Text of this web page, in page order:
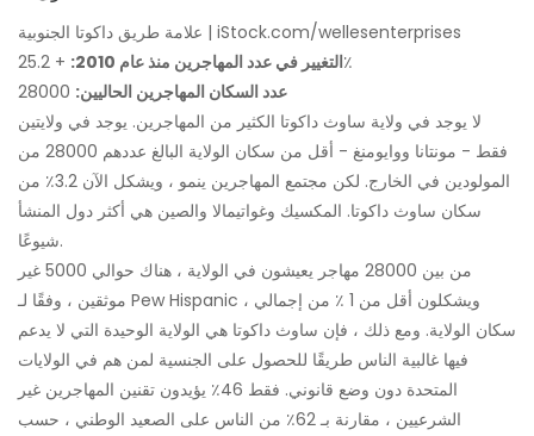
علامة طريق داكوتا الجنوبية | iStock.com/wellesenterprises
التغيير في عدد المهاجرين منذ عام 2010:+ 25.2٪
عدد السكان المهاجرين الحاليين:
لا يوجد في ولاية ساوث داكوتا الكثير من المهاجرين. يوجد في ولايتين
فقط - مونتانا ووايومنغ - أقل من سكان الولاية البالغ عددهم 28000 من
المولودين في الخارج. لكن مجتمع المهاجرين ينمو ، ويشكل الآن 3.2٪ من
سكان ساوث داكوتا. المكسيك وغواتيمالا والصين هي أكثر دول المنشأ
شيوعًا.
من بين 28000 مهاجر يعيشون في الولاية ، هناك حوالي 5000 غير
موثقين ، وفقًا لـ Pew Hispanic ، ويشكلون أقل من 1 ٪ من إجمالي
سكان الولاية. ومع ذلك ، فإن ساوث داكوتا هي الولاية الوحيدة التي لا يدعم
فيها غالبية الناس طريقًا للحصول على الجنسية لمن هم في الولايات
المتحدة دون وضع قانوني. فقط 46٪ يؤيدون تقنين المهاجرين غير
الشرعيين ، مقارنة بـ 62٪ من الناس على الصعيد الوطني ، حسب